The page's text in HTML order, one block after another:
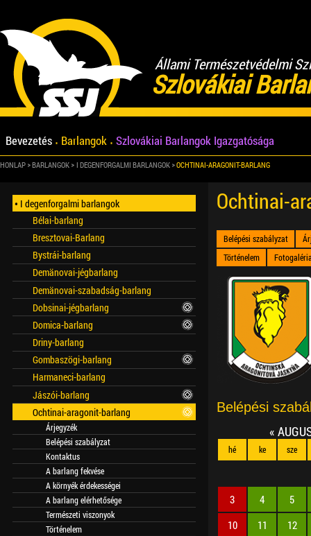
Állami Természetvédelmi
Szlovákiai
Bevezetés Barlangok Szlovákiai Barlangok Igazgatósága
HONLAP BARLANGOK I DEGENFORGALMI BARLANGOK OCHTINAI-ARAGONIT-BARLANG
Ochtinai-
Belépési szabályzat
Történelem
Belépési
«
hé ke sze
3 4
5
10
11
12
I degenforgalmi barlangok
Bélai-barlang
Bresztovai-Barlang
Bystrái-barlang
Demänovai-jégbarlang
Demänovai-szabadság-barlang
Dobsinai-jégbarlang
Domica-barlang
Driny-barlang
Gombaszögi-barlang
Harmaneci-barlang
Jászói-barlang
Ochtinai-aragonit-barlang
Árjegyzék
Belépési szabályzat
Kontaktus
A barlang fekvése
A környék érdekességei
A barlang elérhetősége
Természeti viszonyok
Történelem